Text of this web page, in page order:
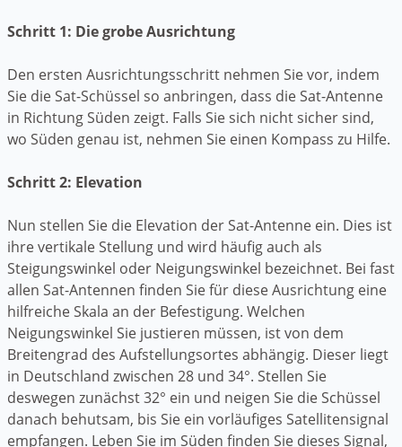
Schritt 1: Die grobe Ausrichtung
Den ersten Ausrichtungsschritt nehmen Sie vor, indem
Sie die Sat-Schüssel so anbringen, dass die Sat-Antenne
in Richtung Süden zeigt. Falls Sie sich nicht sicher sind,
wo Süden genau ist, nehmen Sie einen Kompass zu Hilfe.
Schritt 2: Elevation
Nun stellen Sie die Elevation der Sat-Antenne ein. Dies ist
ihre vertikale Stellung und wird häufig auch als
Steigungswinkel oder Neigungswinkel bezeichnet. Bei fast
allen Sat-Antennen finden Sie für diese Ausrichtung eine
hilfreiche Skala an der Befestigung. Welchen
Neigungswinkel Sie justieren müssen, ist von dem
Breitengrad des Aufstellungsortes abhängig. Dieser liegt
in Deutschland zwischen 28 und 34°. Stellen Sie
deswegen zunächst 32° ein und neigen Sie die Schüssel
danach behutsam, bis Sie ein vorläufiges Satellitensignal
empfangen. Leben Sie im Süden finden Sie dieses Signal,